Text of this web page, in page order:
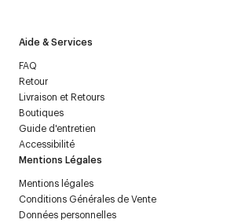
Aide & Services
FAQ
Retour
Livraison et Retours
Boutiques
Guide d'entretien
Accessibilité
Mentions Légales
Mentions légales
Conditions Générales de Vente
Données personnelles